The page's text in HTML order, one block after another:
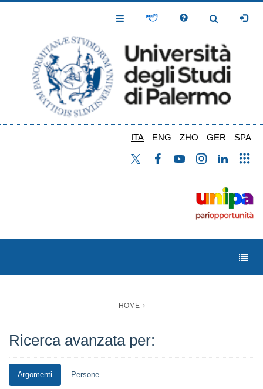
Toggle
Toggle
ITA ENG ZHO GER SPA
HOME
Ricerca avanzata per:
Argomenti Persone